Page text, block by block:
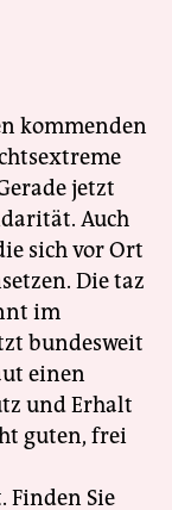
kommenden
jetzt
Auch
sich vor Ort
Die taz
im
bundesweit
einen
und Erhalt
guten, frei
Finden Sie